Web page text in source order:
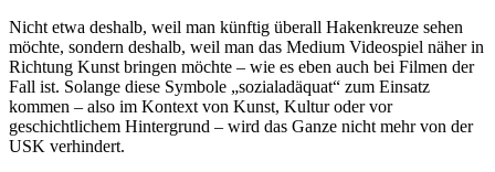
Nicht etwa deshalb, weil man künftig überall Hakenkreuze sehen
möchte, sondern deshalb, weil man das Medium Videospiel näher in
Richtung Kunst bringen möchte – wie es eben auch bei Filmen der
Fall ist. Solange diese Symbole „sozialadäquat“ zum Einsatz
kommen – also im Kontext von Kunst, Kultur oder vor
geschichtlichem Hintergrund – wird das Ganze nicht mehr von der
USK verhindert.